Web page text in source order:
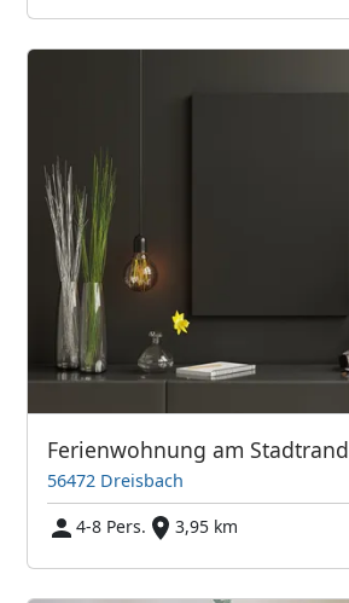
Ferienwohnung am Stadtrand
56472 Dreisbach
4-8 Pers.
3,95 km